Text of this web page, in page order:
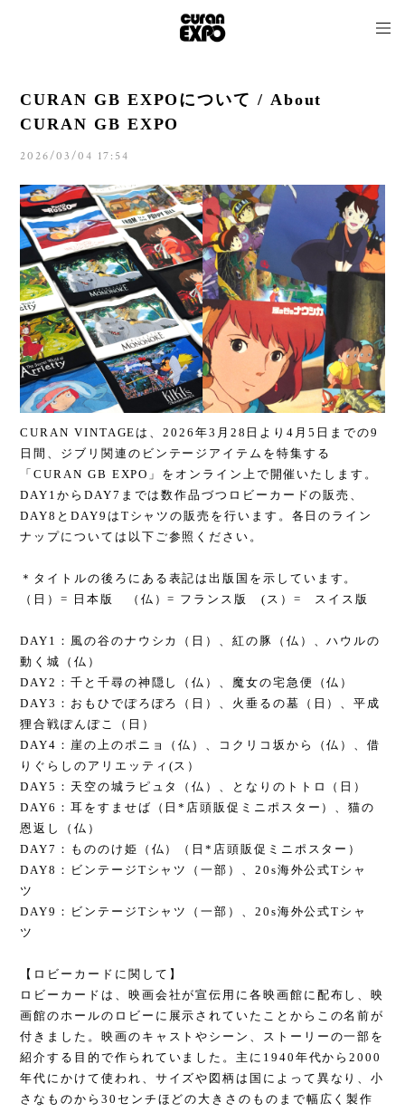
CURAN GB EXPOについて / About
CURAN GB EXPO
2026/03/04 17:54
CURAN VINTAGEは、2026年3月28日より4月5日までの9
日間、ジブリ関連のビンテージアイテムを特集する
「CURAN GB EXPO」をオンライン上で開催いたします。
DAY1からDAY7までは数作品づつロビーカードの販売、
DAY8とDAY9はTシャツの販売を行います。各日のライン
ナップについては以下ご参照ください。
＊タイトルの後ろにある表記は出版国を示しています。
（日）= 日本版 （仏）= フランス版 (ス）= スイス版
DAY1：風の谷のナウシカ（日）、紅の豚（仏）、ハウルの
動く城（仏）
DAY2：千と千尋の神隠し（仏）、魔女の宅急便（仏）
DAY3：おもひでぽろぽろ（日）、火垂るの墓（日）、平成
狸合戦ぽんぽこ（日）
DAY4：崖の上のポニョ（仏）、コクリコ坂から（仏）、借
りぐらしのアリエッティ(ス）
DAY5：天空の城ラピュタ（仏）、となりのトトロ（日）
DAY6：耳をすませば（日*店頭販促ミニポスター）、猫の
恩返し（仏）
DAY7：もののけ姫（仏）（日*店頭販促ミニポスター）
DAY8：ビンテージTシャツ（一部）、20s海外公式Tシャ
ツ
DAY9：ビンテージTシャツ（一部）、20s海外公式Tシャ
ツ
【ロビーカードに関して】
ロビーカードは、映画会社が宣伝用に各映画館に配布し、映
画館のホールのロビーに展示されていたことからこの名前が
付きました。映画のキャストやシーン、ストーリーの一部を
紹介する目的で作られていました。主に1940年代から2000
年代にかけて使われ、サイズや図柄は国によって異なり、小
さなものから30センチほどの大きさのものまで幅広く製作